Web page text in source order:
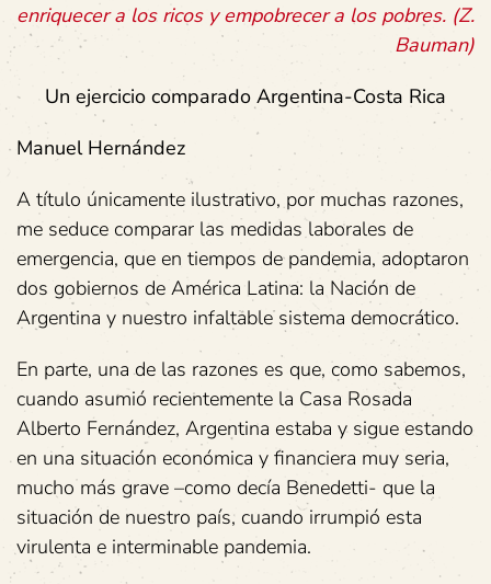
enriquecer a los ricos y empobrecer a los pobres. (Z.
Bauman)
Un ejercicio comparado Argentina-Costa Rica
Manuel Hernández
A título únicamente ilustrativo, por muchas razones,
me seduce comparar las medidas laborales de
emergencia, que en tiempos de pandemia, adoptaron
dos gobiernos de América Latina: la Nación de
Argentina y nuestro infaltable sistema democrático.
En parte, una de las razones es que, como sabemos,
cuando asumió recientemente la Casa Rosada
Alberto Fernández, Argentina estaba y sigue estando
en una situación económica y financiera muy seria,
mucho más grave –como decía Benedetti- que la
situación de nuestro país, cuando irrumpió esta
virulenta e interminable pandemia.